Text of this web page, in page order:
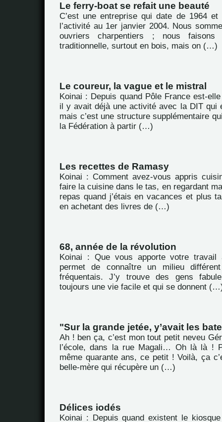
Le ferry-boat se refait une beauté
C’est une entreprise qui date de 1964
l’activité au 1er janvier 2004. Nous
ouvriers charpentiers ; nous
traditionnelle, surtout en bois, mais on (…)
Le coureur, la vague et le mistral
Koinai : Depuis quand Pôle France est-
il y avait déjà une activité avec la DIT qui
mais c’est une structure supplémentaire
la Fédération à partir (…)
Les recettes de Ramasy
Koinai : Comment avez-vous appris
faire la cuisine dans le tas, en regardant
repas quand j’étais en vacances et plus
en achetant des livres de (…)
68, année de la révolution
Koinai : Que vous apporte votre travail
permet de connaître un milieu
fréquentais. J’y trouve des gens
toujours une vie facile et qui se donnent
"Sur la grande jetée, y’avait les
Ah ! ben ça, c’est mon tout petit neveu
l’école, dans la rue Magali… Oh là là !
même quarante ans, ce petit ! Voilà, ça
belle-mère qui récupère un (…)
Délices iodés
Koinai : Depuis quand existent le